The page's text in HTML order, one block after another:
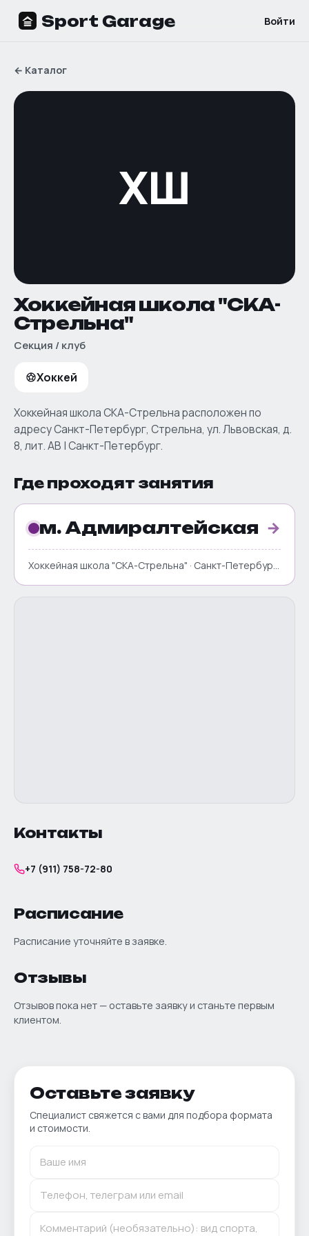
Sport Garage Войти
← Каталог
ХШ
Хоккейная школа "СКА-
Стрельна"
Секция / клуб
Хоккей
Хоккейная школа СКА-Стрельна расположен по
адресу Санкт-Петербург, Стрельна, ул. Львовская, д.
8, лит. АВ | Санкт-Петербург.
Где проходят занятия
м. Адмиралтейская →
Хоккейная школа "СКА-Стрельна" · Санкт-Петербург, ул. Львовская, д. 8, лит. АВ
Контакты
+7 (911) 758-72-80
Расписание
Расписание уточняйте в заявке.
Отзывы
Отзывов пока нет — оставьте заявку и станьте первым
клиентом.
Оставьте заявку
Специалист свяжется с вами для подбора формата
и стоимости.